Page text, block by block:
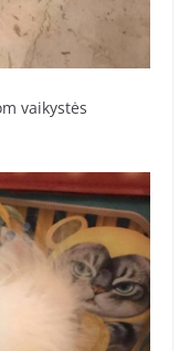
vaikystės